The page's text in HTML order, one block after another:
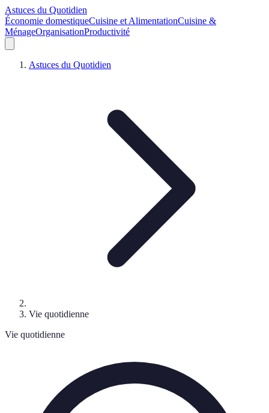
Astuces du Quotidien
Économie domestiqueCuisine et AlimentationCuisine &
MénageOrganisationProductivité
Astuces du Quotidien
Vie quotidienne
Vie quotidienne